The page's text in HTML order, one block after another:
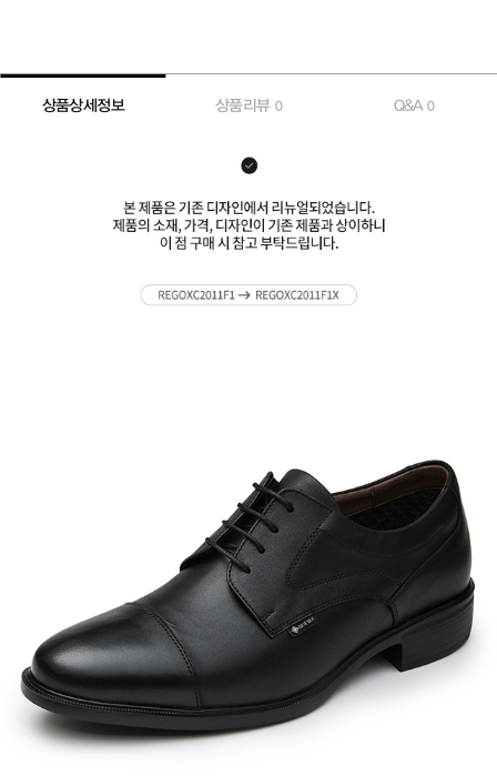
상품상세정보 상품리뷰 0 Q&A0